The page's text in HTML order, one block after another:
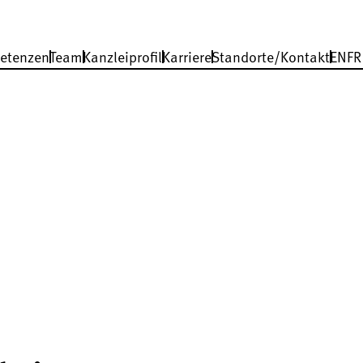
Team KanzleiprofilKarriereStandorte/KontaktENFR